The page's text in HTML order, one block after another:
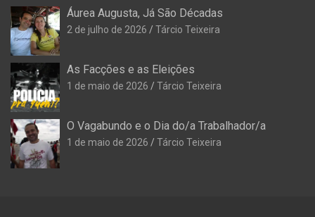
Áurea Augusta, Já São Décadas
2 de julho de 2026 Tárcio Teixeira
As Facções e as Eleições
1 de maio de 2026 Tárcio Teixeira
O Vagabundo e o Dia do/a Trabalhador/a
1 de maio de 2026 Tárcio Teixeira